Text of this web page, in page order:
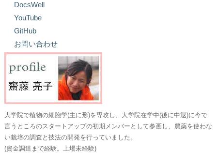
DocsWell
YouTube
GitHub
お問い合わせ
大学院で植物の細胞学(主に形)を専攻し、大学院在学中(後に中退)に今で
言うところのスタートアップの初期メンバーとして参画し、農薬を使わな
い栽培の調査と技法の開発を行っていました。
(資金調達まで経験。上場未経験)